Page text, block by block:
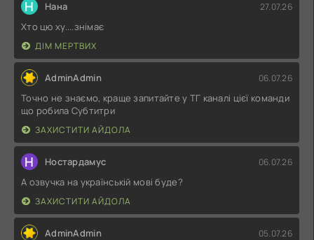
Н Нана 27.07.26
Хто цю ху....знімає
ДІМ МЕРТВИХ
AdminAdmin 06.07.26
Точно не знаємо, краще запитайте у ТГ каналі цієї команди
що робила Субтитри
ЗАХИСТИТИ АЙДОЛА
Н Ностардамус 06.07.26
А озвучка на українській мові буде?
ЗАХИСТИТИ АЙДОЛА
AdminAdmin 05.07.26